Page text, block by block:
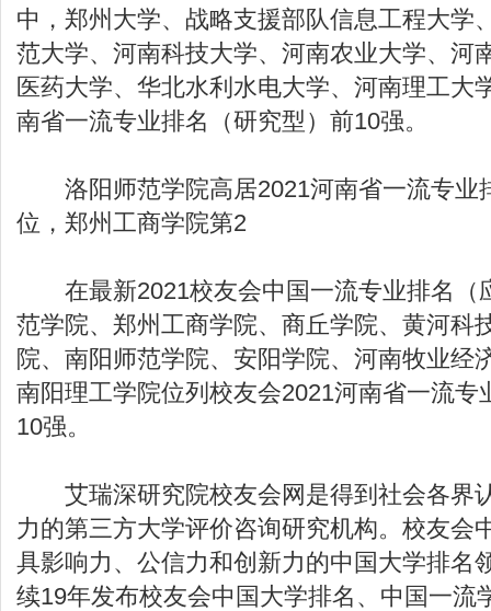
中，郑州大学、战略支援部队信息工程大学
范大学、河南科技大学、河南农业大学、河
医药大学、华北水利水电大学、河南理工大
南省一流专业排名（研究型）前10强。
洛阳师范学院高居2021河南省一流专业
位，郑州工商学院第2
在最新2021校友会中国一流专业排名（
范学院、郑州工商学院、商丘学院、黄河科
院、南阳师范学院、安阳学院、河南牧业经
南阳理工学院位列校友会2021河南省一流专
10强。
艾瑞深研究院校友会网是得到社会各界
力的第三方大学评价咨询研究机构。校友会
具影响力、公信力和创新力的中国大学排名
续19年发布校友会中国大学排名、中国一流